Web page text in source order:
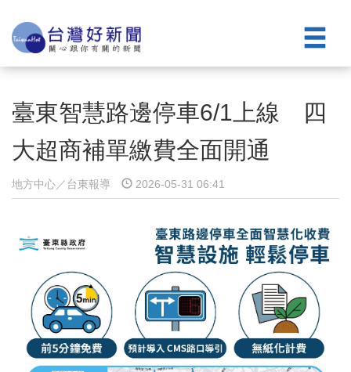
臺東智慧路邊停車6/1上線 四
大超商補單繳費全面開通
地方中心／台東報導 2026-05-31 06:41